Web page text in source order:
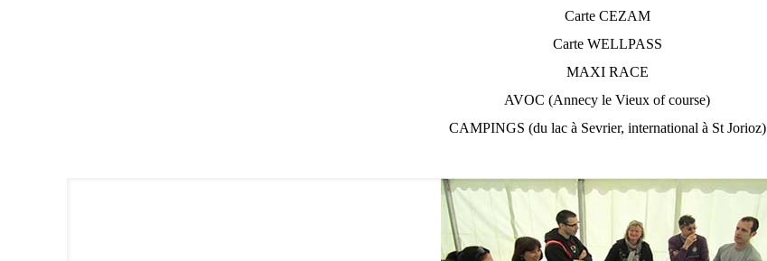
Carte CEZAM
Carte WELLPASS
MAXI RACE
AVOC (Annecy le Vieux of course)
CAMPINGS (du lac à Sevrier, international à St Jorioz)